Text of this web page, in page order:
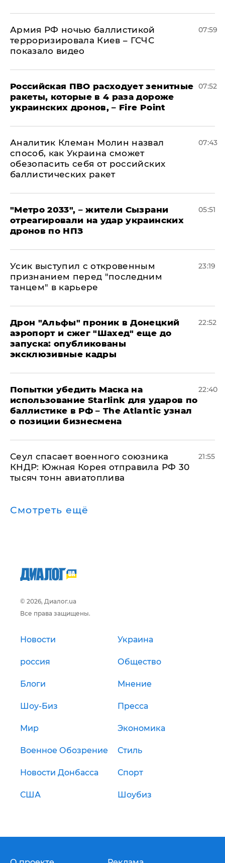
Армия РФ ночью баллистикой
терроризировала Киев – ГСЧС
показало видео
07:59
Российская ПВО расходует зенитные
ракеты, которые в 4 раза дороже
украинских дронов, – Fire Point
07:52
Аналитик Клеман Молин назвал
способ, как Украина сможет
обезопасить себя от российских
баллистических ракет
07:43
"Метро 2033", – жители Сызрани
отреагировали на удар украинских
дронов по НПЗ
05:51
Усик выступил с откровенным
признанием перед "последним
танцем" в карьере
23:19
Дрон "Альфы" проник в Донецкий
аэропорт и сжег "Шахед" еще до
запуска: опубликованы
эксклюзивные кадры
22:52
Попытки убедить Маска на
использование Starlink для ударов по
баллистике в РФ – The Atlantic узнал
о позиции бизнесмена
22:40
​Сеул спасает военного союзника
КНДР: Южная Корея отправила РФ 30
тысяч тонн авиатоплива
21:55
Смотреть ещё
© 2026, Диалог.ua
Все права защищены.
Новости Украина
россия Общество
Блоги Мнение
Шоу-Биз Пресса
Мир Экономика
Военное Обозрение Стиль
Новости Донбасса Спорт
США Шоубиз